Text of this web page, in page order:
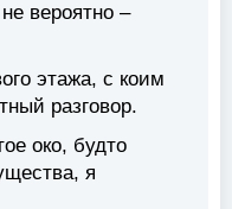
вероятно –
этажа, с коим
разговор.
око, будто
я